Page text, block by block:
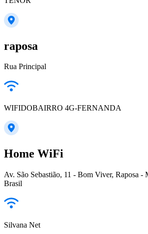
raposa
Rua Principal
WIFIDOBAIRRO 4G-FERNANDA
Home WiFi
Av. São Sebastião, 11 - Bom Viver, Raposa -
Brasil
Silvana Net